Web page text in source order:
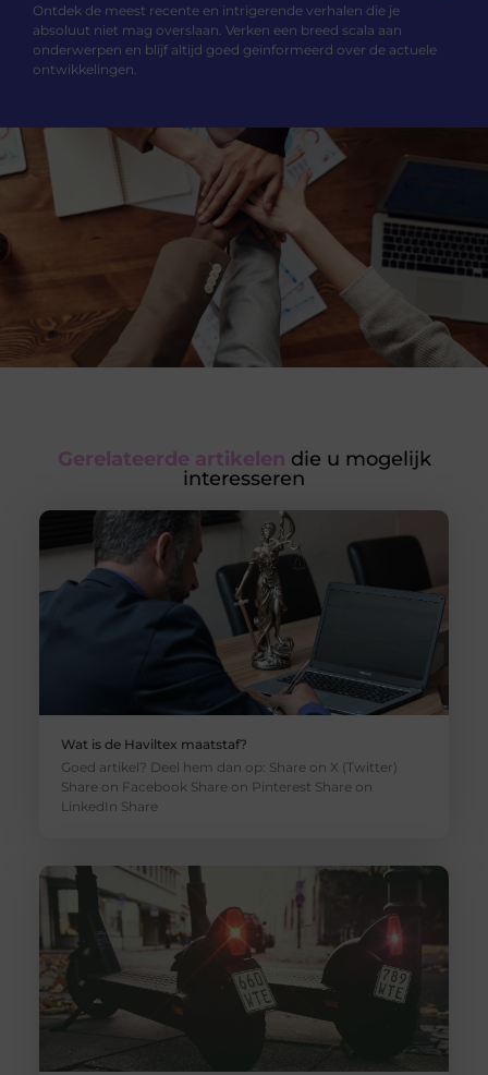
Ontdek de meest recente en intrigerende verhalen die je
absoluut niet mag overslaan. Verken een breed scala aan
onderwerpen en blijf altijd goed geïnformeerd over de actuele
ontwikkelingen.
Gerelateerde artikelen die u mogelijk
interesseren
Wat is de Haviltex maatstaf?
Goed artikel? Deel hem dan op: Share on X (Twitter)
Share on Facebook Share on Pinterest Share on
LinkedIn Share